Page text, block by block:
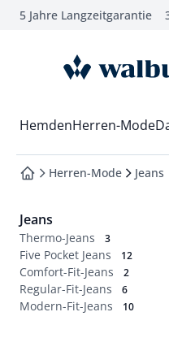
springen
springen
springen
5 Jahre Langzeitgarantie
zur
Wechsel in das Menü
HemdenHerren-Mode
zur Startseite
Herren-Mode Jeans
Jeans
Thermo-Jeans 3
Five Pocket Jeans 12
Comfort-Fit-Jeans 2
Regular-Fit-Jeans 6
Modern-Fit-Jeans 10